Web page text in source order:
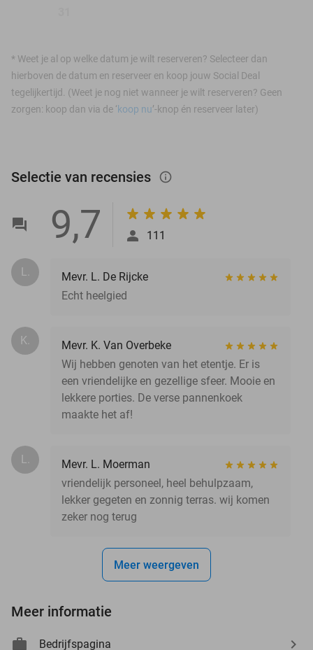
* Weet je al op welke datum je wilt reserveren? Selecteer dan
hierboven de datum en reserveer en koop jouw Social Deal
tegelijkertijd. (Weet je nog niet wanneer je wilt reserveren? Geen
zorgen: koop dan via de ‘koop nu’-knop én reserveer later)
Selectie van recensies info_outlined
9,7 111
L.
Mevr. L. De Rijcke
Echt heelgied
K.
Mevr. K. Van Overbeke
Wij hebben genoten van het etentje. Er is
een vriendelijke en gezellige sfeer. Mooie en
lekkere porties. De verse pannenkoek
maakte het af!
L.
Mevr. L. Moerman
vriendelijk personeel, heel behulpzaam,
lekker gegeten en zonnig terras. wij komen
zeker nog terug
Meer weergeven
Meer informatie
Bedrijfspagina